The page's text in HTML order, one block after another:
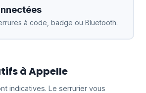
à code, badge ou Bluetooth.
à Appelle
indicatives. Le serrurier vous